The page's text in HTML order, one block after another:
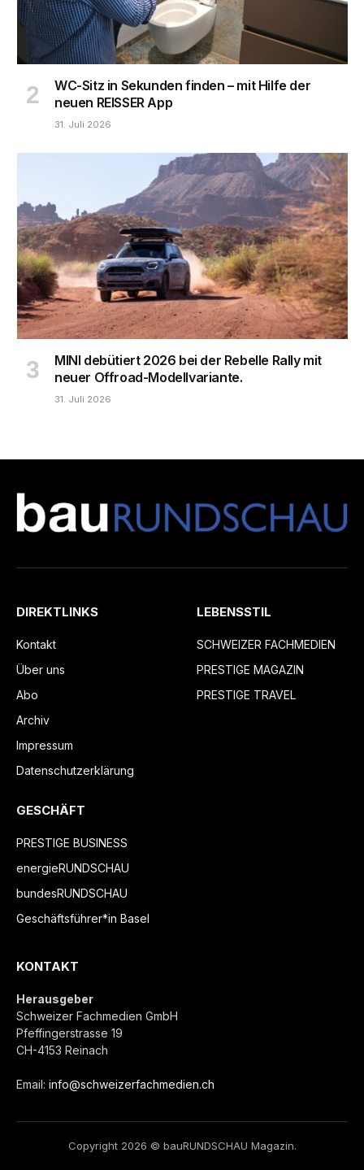
WC-Sitz in Sekunden finden – mit Hilfe der
neuen REISSER App
31. Juli 2026
MINI debütiert 2026 bei der Rebelle Rally mit
neuer Offroad-Modellvariante.
31. Juli 2026
DIREKTLINKS
Kontakt
Über uns
Abo
Archiv
Impressum
Datenschutzerklärung
LEBENSSTIL
SCHWEIZER FACHMEDIEN
PRESTIGE MAGAZIN
PRESTIGE TRAVEL
GESCHÄFT
PRESTIGE BUSINESS
energieRUNDSCHAU
bundesRUNDSCHAU
Geschäftsführer*in Basel
KONTAKT
Herausgeber
Schweizer Fachmedien GmbH
Pfeffingerstrasse 19
CH-4153 Reinach
Email: info@schweizerfachmedien.ch
Copyright 2026 © bauRUNDSCHAU Magazin.